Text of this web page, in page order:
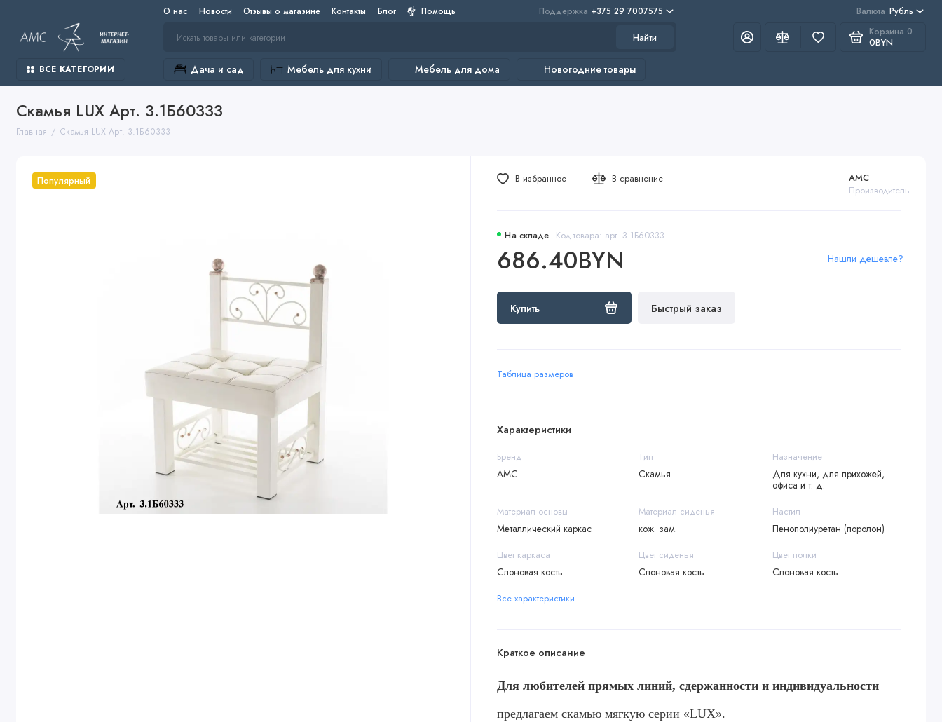
О нас Новости Отзывы о магазине Контакты Блог Помощь Поддержка +375 29 7007575 Валюта Рубль
Найти Корзина 0
0BYN
ВСЕ КАТЕГОРИИ Дача и сад Мебель для кухни Мебель для дома Новогодние товары
Скамья LUX Арт. 3.1Б60333
Главная Скамья LUX Арт. 3.1Б60333
Популярный
На складе Код товара: арт. 3.1Б60333
AMC
Производитель
686.40BYN
Купить Быстрый заказ
Нашли дешевле?
В избранное В сравнение
Таблица размеров
Характеристики
Бренд
АМС
Тип
Скамья
Назначение
Для кухни, для прихожей,
офиса и т. д.
Материал основы
Металлический каркас
Материал сиденья
кож. зам.
Настил
Пенополиуретан (поролон)
Цвет каркаса
Слоновая кость
Цвет сиденья
Слоновая кость
Цвет полки
Слоновая кость
Все характеристики
Краткое описание
Для любителей прямых линий, сдержанности и индивидуальности
предлагаем скамью мягкую серии «LUX».